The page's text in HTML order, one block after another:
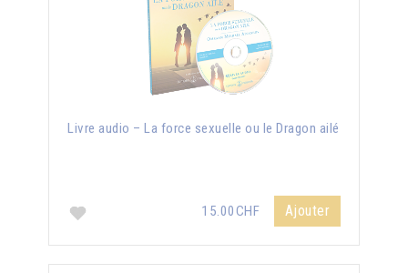
Livre audio – La force sexuelle ou le Dragon ailé
15.00CHF Ajouter